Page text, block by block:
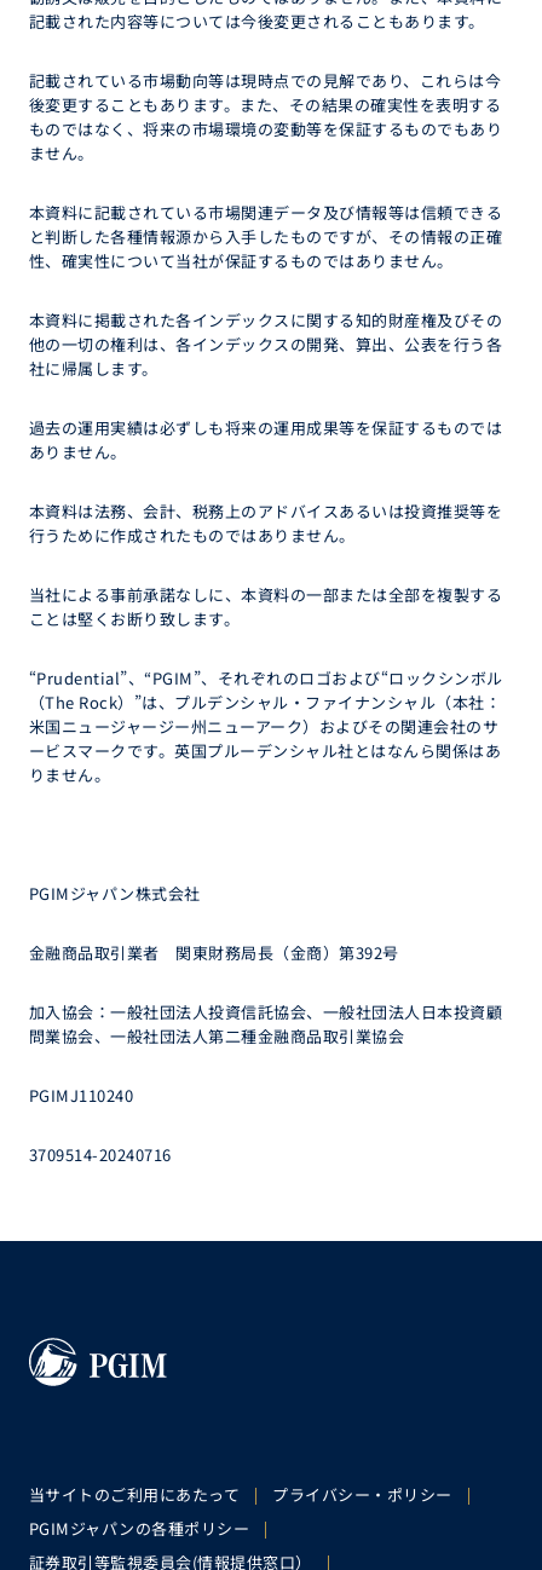
記載された内容等については今後変更されることもあります。
記載されている市場動向等は現時点での見解であり、これらは今
後変更することもあります。また、その結果の確実性を表明する
ものではなく、将来の市場環境の変動等を保証するものでもあり
ません。
本資料に記載されている市場関連データ及び情報等は信頼できる
と判断した各種情報源から入手したものですが、その情報の正確
性、確実性について当社が保証するものではありません。
本資料に掲載された各インデックスに関する知的財産権及びその
他の一切の権利は、各インデックスの開発、算出、公表を行う各
社に帰属します。
過去の運用実績は必ずしも将来の運用成果等を保証するものでは
ありません。
本資料は法務、会計、税務上のアドバイスあるいは投資推奨等を
行うために作成されたものではありません。
当社による事前承諾なしに、本資料の一部または全部を複製する
ことは堅くお断り致します。
“Prudential”、“PGIM”、それぞれのロゴおよび“ロックシンボル
（The Rock）”は、プルデンシャル・ファイナンシャル（本社：
米国ニュージャージー州ニューアーク）およびその関連会社のサ
ービスマークです。英国プルーデンシャル社とはなんら関係はあ
りません。
PGIMジャパン株式会社
金融商品取引業者 関東財務局長（金商）第392号
加入協会：一般社団法人投資信託協会、一般社団法人日本投資顧
問業協会、一般社団法人第二種金融商品取引業協会
PGIMJ110240
3709514-20240716
当サイトのご利用にあたって
プライバシー・ポリシー
PGIMジャパンの各種ポリシー
証券取引等監視委員会(情報提供窓口）